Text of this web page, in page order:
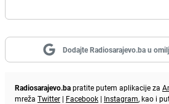
Dodajte Radiosarajevo.ba u
Radiosarajevo.bapratite putem aplikacije za
mreža Twitter | Facebook | Instagram, kao i